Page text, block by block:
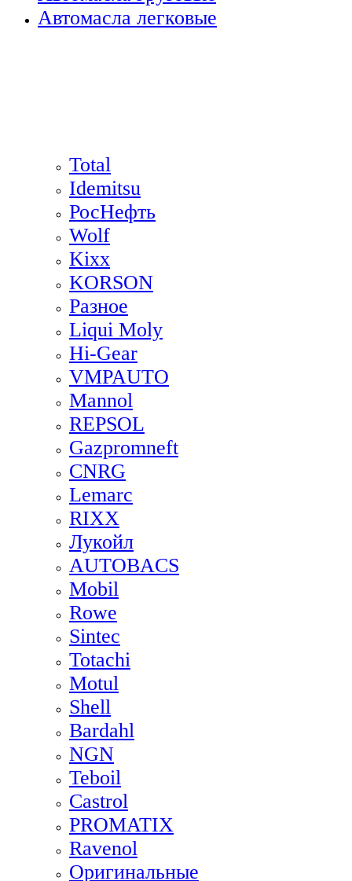
Автомасла легковые
Total
Idemitsu
РосНефть
Wolf
Kixx
KORSON
Разное
Liqui Moly
Hi-Gear
VMPAUTO
Mannol
REPSOL
Gazpromneft
CNRG
Lemarc
RIXX
Лукойл
AUTOBACS
Mobil
Rowe
Sintec
Totachi
Motul
Shell
Bardahl
NGN
Teboil
Castrol
PROMATIX
Ravenol
Оригинальные